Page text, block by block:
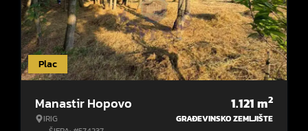
Plac
Manastir Hopovo
IRIG
1.121m2
GRAĐEVINSKO ZEMLJIŠTE